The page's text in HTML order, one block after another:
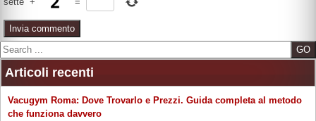
Search
Articoli recenti
Vacugym Roma: Dove Trovarlo e Prezzi. Guida completa al metodo
che funziona davvero